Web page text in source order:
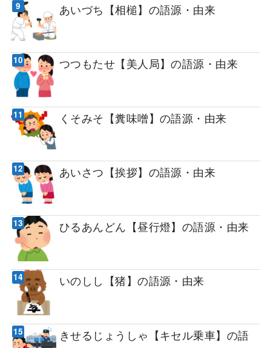
あいづち【相槌】の語源・由来
つつもたせ【美人局】の語源・由来
くそみそ【糞味噌】の語源・由来
あいさつ【挨拶】の語源・由来
ひるあんどん【昼行燈】の語源・由来
いのしし【猪】の語源・由来
きせるじょうしゃ【キセル乗車】の語